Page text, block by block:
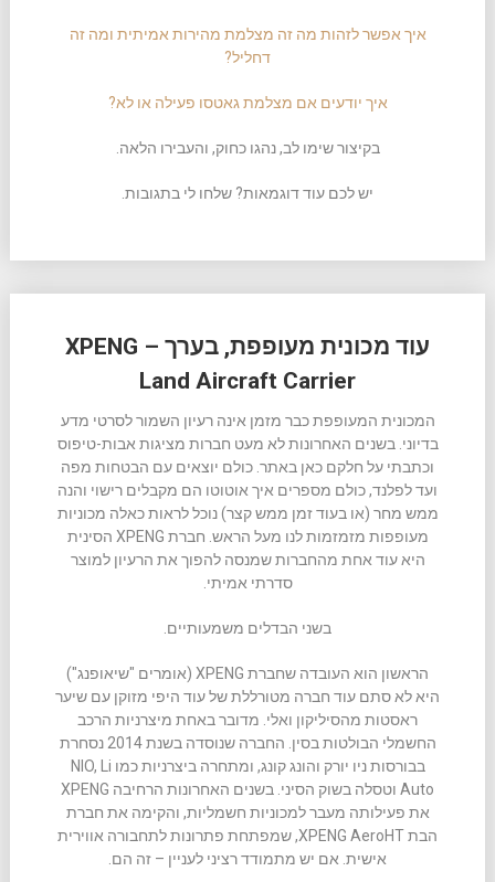
איך אפשר לזהות מה זה מצלמת מהירות אמיתית ומה זה
דחליל?
איך יודעים אם מצלמת גאטסו פעילה או לא?
בקיצור שימו לב, נהגו כחוק, והעבירו הלאה.
יש לכם עוד דוגמאות? שלחו לי בתגובות.
עוד מכונית מעופפת, בערך – XPENG
Land Aircraft Carrier
המכונית המעופפת כבר מזמן אינה רעיון השמור לסרטי מדע
בדיוני. בשנים האחרונות לא מעט חברות מציגות אבות-טיפוס
וכתבתי על חלקם כאן באתר. כולם יוצאים עם הבטחות מפה
ועד לפלנד, כולם מספרים איך אוטוטו הם מקבלים רישוי והנה
ממש מחר (או בעוד זמן ממש קצר) נוכל לראות כאלה מכוניות
מעופפות מזמזמות לנו מעל הראש. חברת XPENG הסינית
היא עוד אחת מהחברות שמנסה להפוך את הרעיון למוצר
סדרתי אמיתי.
בשני הבדלים משמעותיים.
הראשון הוא העובדה שחברת XPENG (אומרים "שיאופנג")
היא לא סתם עוד חברה מטורללת של עוד היפי מזוקן עם שיער
ראסטות מהסיליקון ואלי. מדובר באחת מיצרניות הרכב
החשמלי הבולטות בסין. החברה שנוסדה בשנת 2014 נסחרת
בבורסות ניו יורק והונג קונג, ומתחרה ביצרניות כמו NIO, Li
Auto וטסלה בשוק הסיני. בשנים האחרונות הרחיבה XPENG
את פעילותה מעבר למכוניות חשמליות, והקימה את חברת
הבת XPENG AeroHT, שמפתחת פתרונות לתחבורה אווירית
אישית. אם יש מתמודד רציני לעניין – זה הם.